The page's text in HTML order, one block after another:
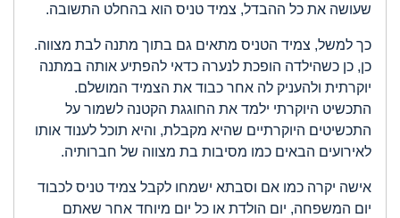
שעושה את כל ההבדל, צמיד טניס הוא בהחלט התשובה.
כך למשל, צמיד הטניס מתאים גם בתוך מתנה לבת מצווה.
כן, כן כשהילדה הופכת לנערה כדאי להפתיע אותה במתנה
יוקרתית ולהעניק לה אחר כבוד את הצמיד המושלם.
התכשיט היוקרתי ילמד את החוגגת הקטנה לשמור על
התכשיטים היוקרתיים שהיא מקבלת, והיא תוכל לענוד אותו
לאירועים הבאים כמו מסיבות בת מצווה של חברותיה.
אישה יקרה כמו אם וסבתא ישמחו לקבל צמיד טניס לכבוד
יום המשפחה, יום הולדת או כל יום מיוחד אחר שאתם